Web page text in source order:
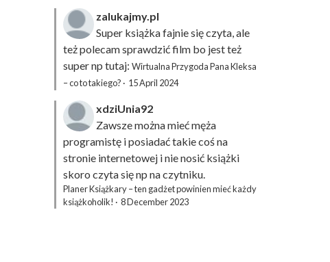
zalukajmy.pl
Super książka fajnie się czyta, ale
też polecam sprawdzić film bo jest też
super np tutaj: Wirtualna Przygoda Pana Kleksa
– co to takiego? · 15 April 2024
xdziUnia92
Zawsze można mieć męża
programistę i posiadać takie coś na
stronie internetowej i nie nosić książki
skoro czyta się np na czytniku.
Planer Książkary – ten gadżet powinien mieć każdy
książkoholik! · 8 December 2023